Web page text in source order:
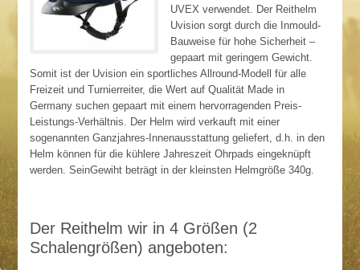
UVEX verwendet. Der Reithelm
Uvision sorgt durch die Inmould-
Bauweise für hohe Sicherheit –
gepaart mit geringem Gewicht.
Somit ist der Uvision ein sportliches Allround-Modell für alle
Freizeit und Turnierreiter, die Wert auf Qualität Made in
Germany suchen gepaart mit einem hervorragenden Preis-
Leistungs-Verhältnis. Der Helm wird verkauft mit einer
sogenannten Ganzjahres-Innenausstattung geliefert, d.h. in den
Helm können für die kühlere Jahreszeit Ohrpads eingeknüpft
werden. SeinGewiht beträgt in der kleinsten Helmgröße 340g.
Der Reithelm wir in 4 Größen (2
Schalengrößen) angeboten: